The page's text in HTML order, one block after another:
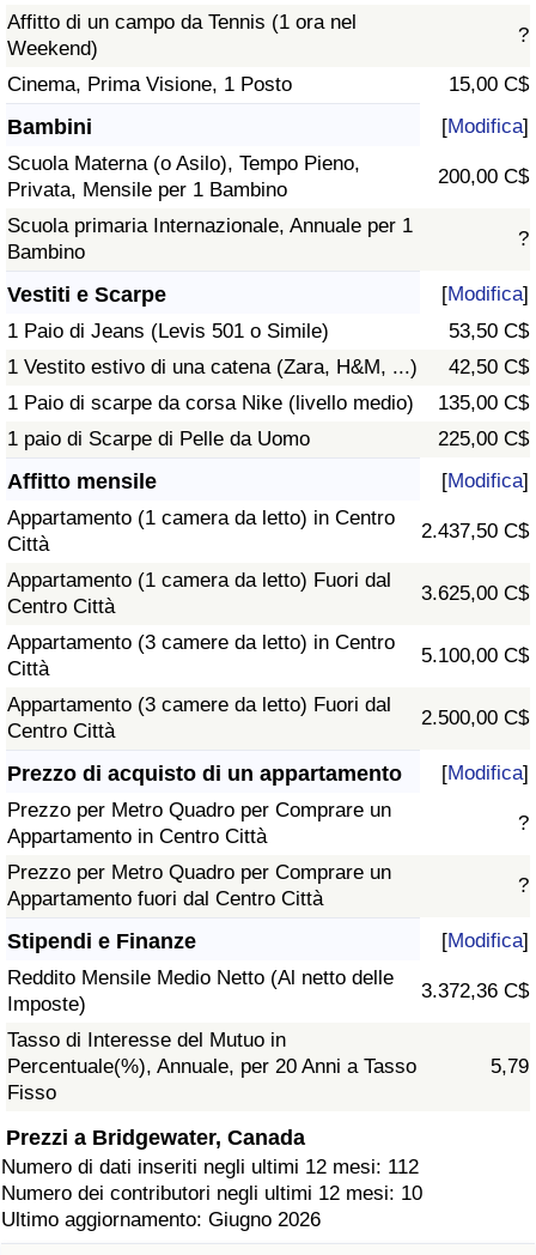
Affitto di un campo da Tennis (1 ora nel
Weekend)
?
Cinema, Prima Visione, 1 Posto 15,00 C$
Bambini [Modifica]
Scuola Materna (o Asilo), Tempo Pieno,
Privata, Mensile per 1 Bambino
200,00 C$
Scuola primaria Internazionale, Annuale per 1
Bambino
?
Vestiti e Scarpe [Modifica]
1 Paio di Jeans (Levis 501 o Simile)
53,50 C$
1 Vestito estivo di una catena (Zara, H&M, ...)
42,50 C$
1 Paio di scarpe da corsa Nike (livello medio)
135,00 C$
1 paio di Scarpe di Pelle da Uomo
225,00 C$
Affitto mensile [Modifica]
Appartamento (1 camera da letto) in Centro
Città
2.437,50 C$
Appartamento (1 camera da letto) Fuori dal
Centro Città
3.625,00 C$
Appartamento (3 camere da letto) in Centro
Città
5.100,00 C$
Appartamento (3 camere da letto) Fuori dal
Centro Città
2.500,00 C$
Prezzo di acquisto di un appartamento [Modifica]
Prezzo per Metro Quadro per Comprare un
Appartamento in Centro Città
?
Prezzo per Metro Quadro per Comprare un
Appartamento fuori dal Centro Città
?
Stipendi e Finanze [Modifica]
Reddito Mensile Medio Netto (Al netto delle
Imposte)
3.372,36 C$
Tasso di Interesse del Mutuo in
Percentuale(%), Annuale, per 20 Anni a Tasso
Fisso
5,79
Prezzi a Bridgewater, Canada
Numero di dati inseriti negli ultimi 12 mesi: 112
Numero dei contributori negli ultimi 12 mesi: 10
Ultimo aggiornamento: Giugno 2026